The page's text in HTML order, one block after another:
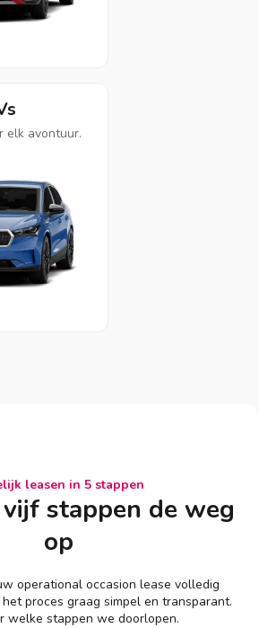
elk avontuur.
leasen in 5 stappen
stappen de weg
op
operational occasion lease volledig
proces graag simpel en transparant.
welke stappen we doorlopen.